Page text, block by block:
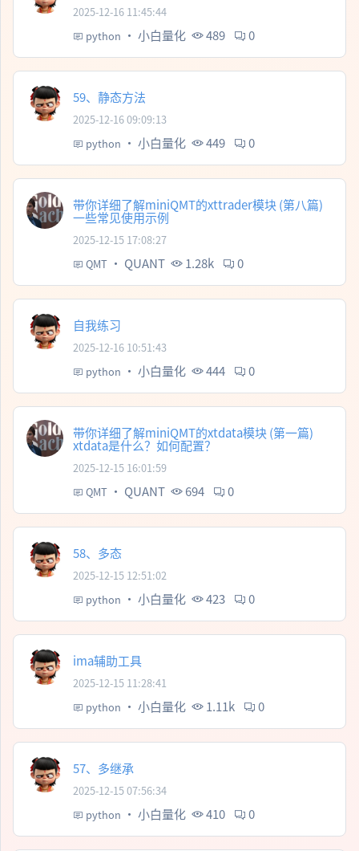
2025-12-16 11:45:44
python · 小白量化 489 0
59、静态方法
2025-12-16 09:09:13
python · 小白量化 449 0
带你详细了解miniQMT的xttrader模块 (第八篇)
一些常见使用示例
2025-12-15 17:08:27
QMT · QUANT 1.28k 0
自我练习
2025-12-16 10:51:43
python · 小白量化 444 0
带你详细了解miniQMT的xtdata模块 (第一篇)
xtdata是什么？如何配置？
2025-12-15 16:01:59
QMT · QUANT 694 0
58、多态
2025-12-15 12:51:02
python · 小白量化 423 0
ima辅助工具
2025-12-15 11:28:41
python · 小白量化 1.11k 0
57、多继承
2025-12-15 07:56:34
python · 小白量化 410 0